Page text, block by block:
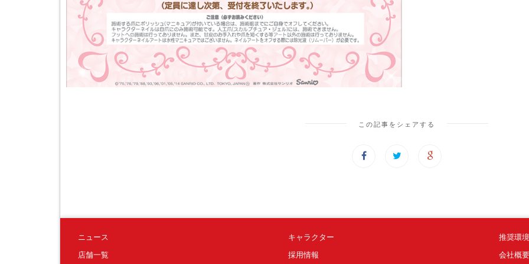
この記事をシェアする
ニュース
店舗一覧
キャラクター
採用情報
推奨環境
会社概要